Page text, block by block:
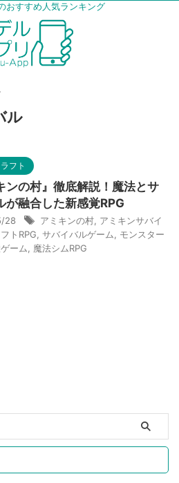
おすすめ人気ランキング
ル
フト
ンの村』徹底解説！魔法とサ
が融合した新感覚RPG
28 アミキンの村 アミキンサバイ
トRPG サバイバルゲーム
モンスター
ーム 魔法シムRPG